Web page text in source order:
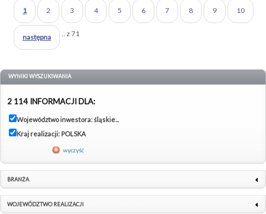
1 2 3 4 5 6 7 8 9 10
następna .. z 71
WYNIKI WYSZUKIWANIA
2 114 INFORMACJI DLA:
Województwo inwestora: śląskie...
Kraj realizacji: POLSKA
wyczyść
BRANŻA
WOJEWÓDZTWO REALIZACJI